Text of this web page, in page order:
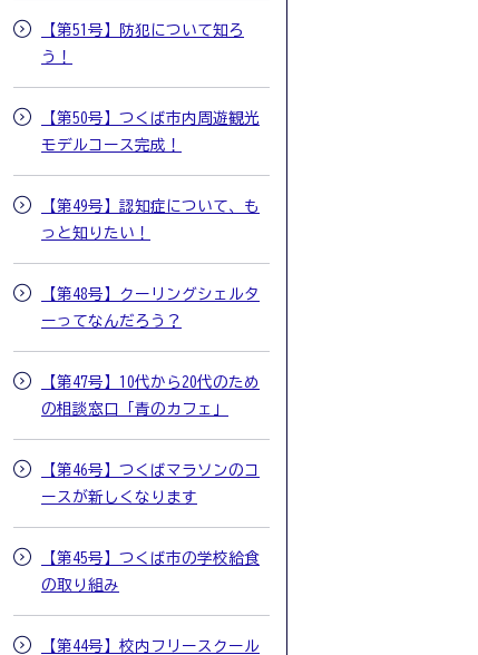
【第51号】防犯について知ろ
う！
【第50号】つくば市内周遊観光
モデルコース完成！
【第49号】認知症について、も
っと知りたい！
【第48号】クーリングシェルタ
ーってなんだろう？
【第47号】10代から20代のため
の相談窓口「青のカフェ」
【第46号】つくばマラソンのコ
ースが新しくなります
【第45号】つくば市の学校給食
の取り組み
【第44号】校内フリースクール